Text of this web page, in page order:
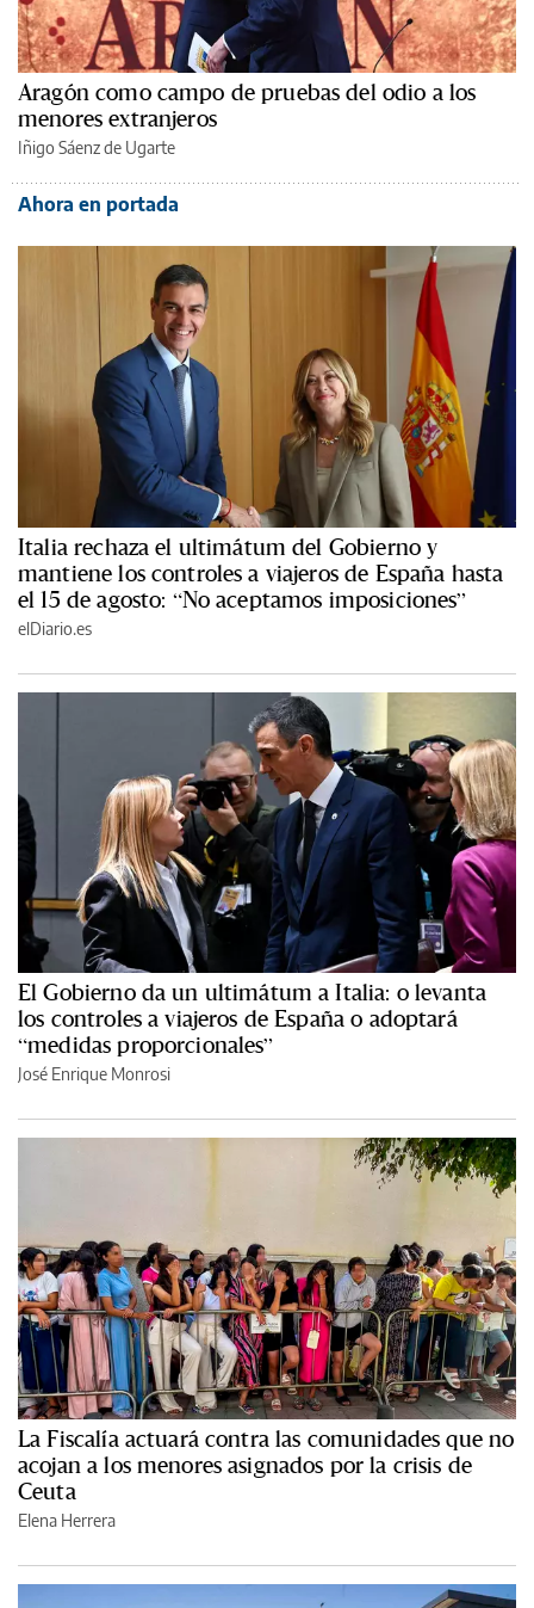
Aragón como campo de pruebas del odio a los
menores extranjeros
Iñigo Sáenz de Ugarte
Ahora en portada
Italia rechaza el ultimátum del Gobierno y
mantiene los controles a viajeros de España hasta
el 15 de agosto: “No aceptamos imposiciones”
elDiario.es
El Gobierno da un ultimátum a Italia: o levanta
los controles a viajeros de España o adoptará
“medidas proporcionales”
José Enrique Monrosi
La Fiscalía actuará contra las comunidades que no
acojan a los menores asignados por la crisis de
Ceuta
Elena Herrera